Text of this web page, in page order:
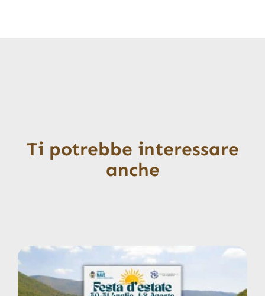
Ti potrebbe interessare
anche